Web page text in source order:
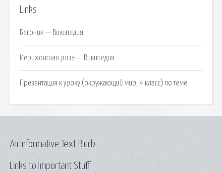
Links
Бегония — Википедия.
Иерихонская роза — Википедия.
Презентация к уроку (окружающий мир, 4 класс) по теме.
Links to Important Stuff
An Informative Text Blurb